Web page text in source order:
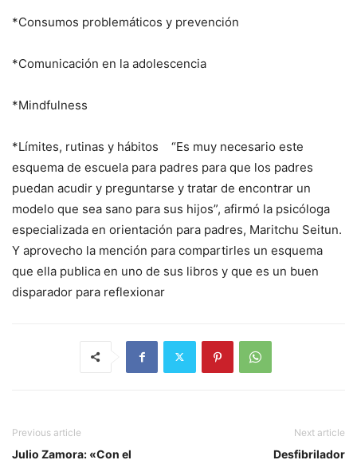
*Consumos problemáticos y prevención
*Comunicación en la adolescencia
*Mindfulness
*Límites, rutinas y hábitos “Es muy necesario este
esquema de escuela para padres para que los padres
puedan acudir y preguntarse y tratar de encontrar un
modelo que sea sano para sus hijos”, afirmó la psicóloga
especializada en orientación para padres, Maritchu Seitun.
Y aprovecho la mención para compartirles un esquema
que ella publica en uno de sus libros y que es un buen
disparador para reflexionar
Previous article
Julio Zamora: «Con el
Next article
Desfibrilador